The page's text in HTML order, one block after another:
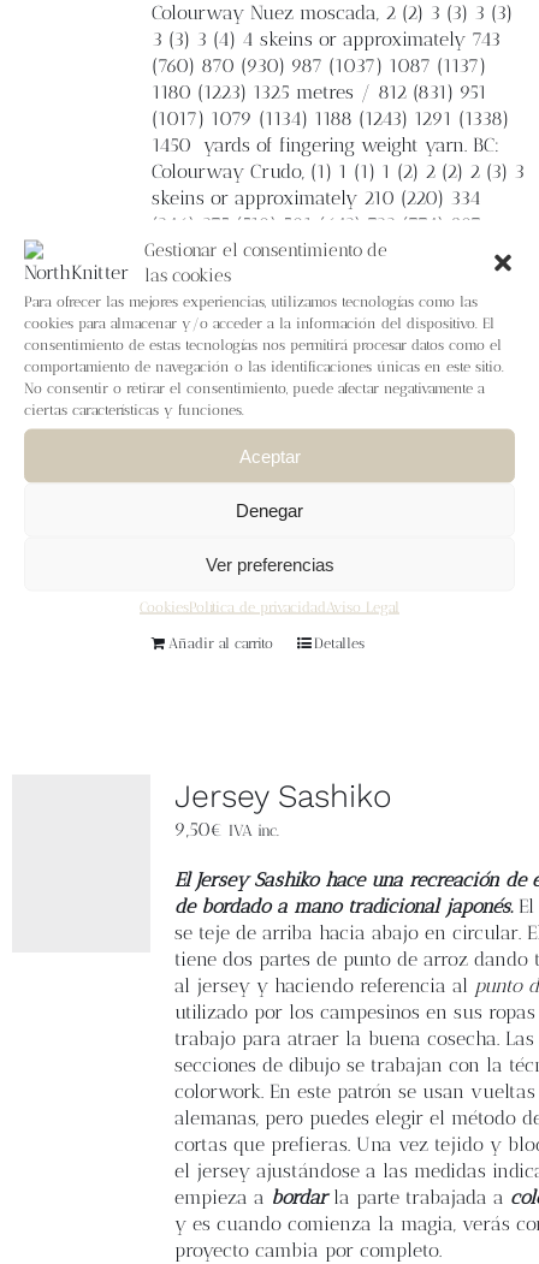
Gestionar el consentimiento de
las cookies
Para ofrecer las mejores experiencias, utilizamos tecnologías como las
cookies para almacenar y/o acceder a la información del dispositivo. El
consentimiento de estas tecnologías nos permitirá procesar datos como el
comportamiento de navegación o las identificaciones únicas en este sitio.
No consentir o retirar el consentimiento, puede afectar negativamente a
ciertas características y funciones.
Aceptar
Denegar
Ver preferencias
CookiesPolítica de privacidad Aviso Legal
Colourway Nuez moscada, 2 (2) 3 (3) 3 (3)
3 (3) 3 (4) 4 skeins or approximately 743
(760) 870 (930) 987 (1037) 1087 (1137)
1180 (1223) 1325 metres / 812 (831) 951
(1017) 1079 (1134) 1188 (1243) 1291 (1338)
1450
yards of fingering weight yarn. BC:
Colourway Crudo, (1) 1 (1) 1 (2) 2 (2) 2 (3) 3
skeins or approximately 210 (220) 334
(346) 375 (519) 591 (642) 723 (774) 897
metres / 230 (241) 365 (379) 410 (568) 647
(702) 791 (847) 981 yards of fingering
weight yarn.Zenit by Lalanalú.Fingering
weight yarn - 190 m / 50 g; 208 yards /
1.76 oz 100% Spanish Merino Wool, from
the Leonese “La Huertona” livestock farm,
dyed in a range of colourways created by
Alimaravillas. CC1: Colourway Coni Darko, 1
skein or approximately 190 metres / 208
yards of fingering weight yarn for all sizes.
CC2: Colourway Albert, 1 skein or
fingering weight yarn for all sizes. Enjoy
Añadir al carrito Detalles
Jersey Sashiko
9,50€ IVA inc.
El Jersey Sashiko hace una recreación de
de bordado a mano tradicional japonés.El
se teje de arriba hacia abajo en circular.
tiene dos partes de punto de arroz dando
al jersey y haciendo referencia al punto
utilizado por los campesinos en sus ropas
trabajo para atraer la buena cosecha. Las
secciones de dibujo se trabajan con la
colorwork. En este patrón se usan
alemanas, pero puedes elegir el método
cortas que prefieras. Una vez tejido y
el jersey ajustándose a las medidas
empieza a bordarla parte trabajada a
y es cuando comienza la magia, verás
proyecto cambia por completo.